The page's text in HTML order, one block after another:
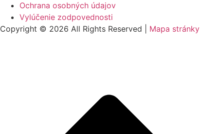
Ochrana osobných údajov
Vylúčenie zodpovednosti
Copyright © 2026 All Rights Reserved | Mapa stránky